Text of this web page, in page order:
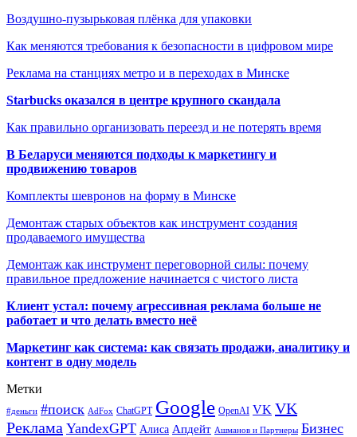
Воздушно-пузырьковая плёнка для упаковки
Как меняются требования к безопасности в цифровом мире
Реклама на станциях метро и в переходах в Минске
Starbucks оказался в центре крупного скандала
Как правильно организовать переезд и не потерять время
В Беларуси меняются подходы к маркетингу и
продвижению товаров
Комплекты шевронов на форму в Минске
Демонтаж старых объектов как инструмент создания
продаваемого имущества
Демонтаж как инструмент переговорной силы: почему
правильное предложение начинается с чистого листа
Клиент устал: почему агрессивная реклама больше не
работает и что делать вместо неё
Маркетинг как система: как связать продажи, аналитику и
контент в одну модель
Метки
#деньги #поиск AdFox ChatGPT Google OpenAI VK VK
Реклама YandexGPT Алиса Апдейт Ашманов и Партнеры Бизнес